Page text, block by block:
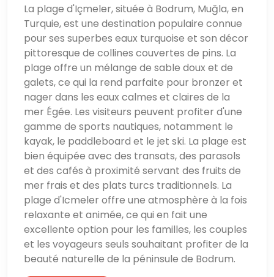
La plage d'Içmeler, située à Bodrum, Muğla, en
Turquie, est une destination populaire connue
pour ses superbes eaux turquoise et son décor
pittoresque de collines couvertes de pins. La
plage offre un mélange de sable doux et de
galets, ce qui la rend parfaite pour bronzer et
nager dans les eaux calmes et claires de la
mer Égée. Les visiteurs peuvent profiter d'une
gamme de sports nautiques, notamment le
kayak, le paddleboard et le jet ski. La plage est
bien équipée avec des transats, des parasols
et des cafés à proximité servant des fruits de
mer frais et des plats turcs traditionnels. La
plage d'Icmeler offre une atmosphère à la fois
relaxante et animée, ce qui en fait une
excellente option pour les familles, les couples
et les voyageurs seuls souhaitant profiter de la
beauté naturelle de la péninsule de Bodrum.